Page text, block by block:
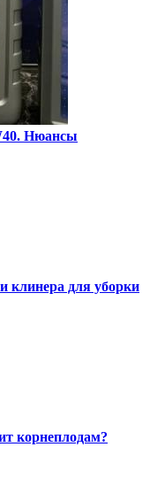
Нюансы
клинера для уборки
корнеплодам?